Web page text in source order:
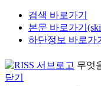
검색 바로가기
본문 바로가기
하단정보 바로가
무엇
닫기